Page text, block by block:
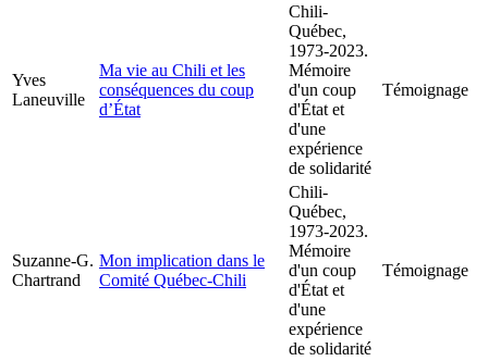
Yves
Laneuville
Ma vie au Chili et les
conséquences du coup
d’État
Chili-
Québec,
1973-2023.
Mémoire
d'un coup
d'État et
d'une
expérience
de solidarité
Témoignage
Suzanne-G.
Chartrand
Mon implication dans le
Comité Québec-Chili
Chili-
Québec,
1973-2023.
Mémoire
d'un coup
d'État et
d'une
expérience
de solidarité
Témoignage